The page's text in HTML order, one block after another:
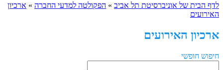
לדף הבית של אוניברסיטת תל אביב » הפקולטה למדעי החברה » ארכיון
האירועים
ארכיון האירועים
חיפוש חופשי